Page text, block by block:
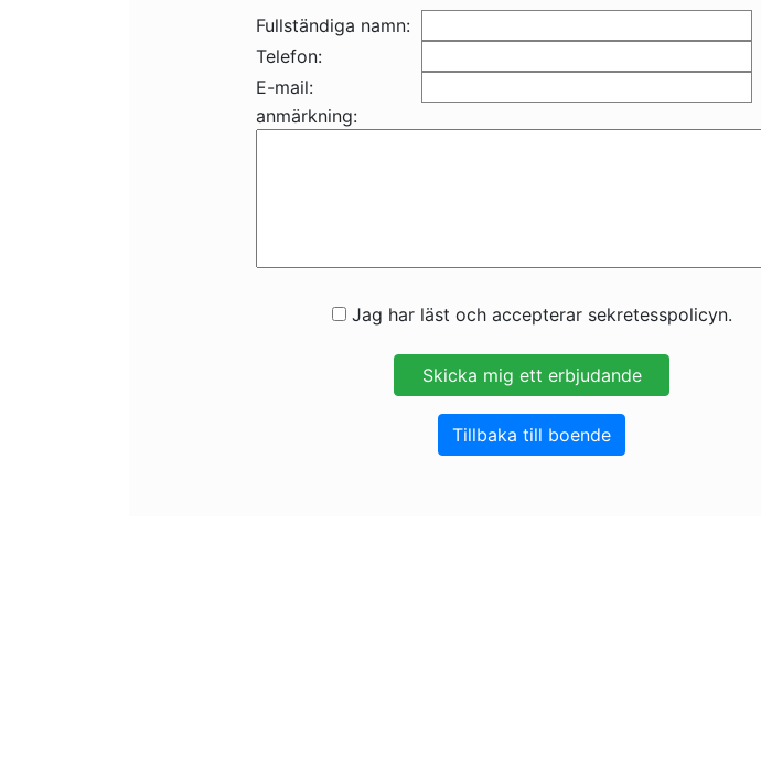
Fullständiga namn:
Telefon:
E-mail:
anmärkning:
Jag har läst och accepterar sekretesspolicyn.
Tillbaka till boende